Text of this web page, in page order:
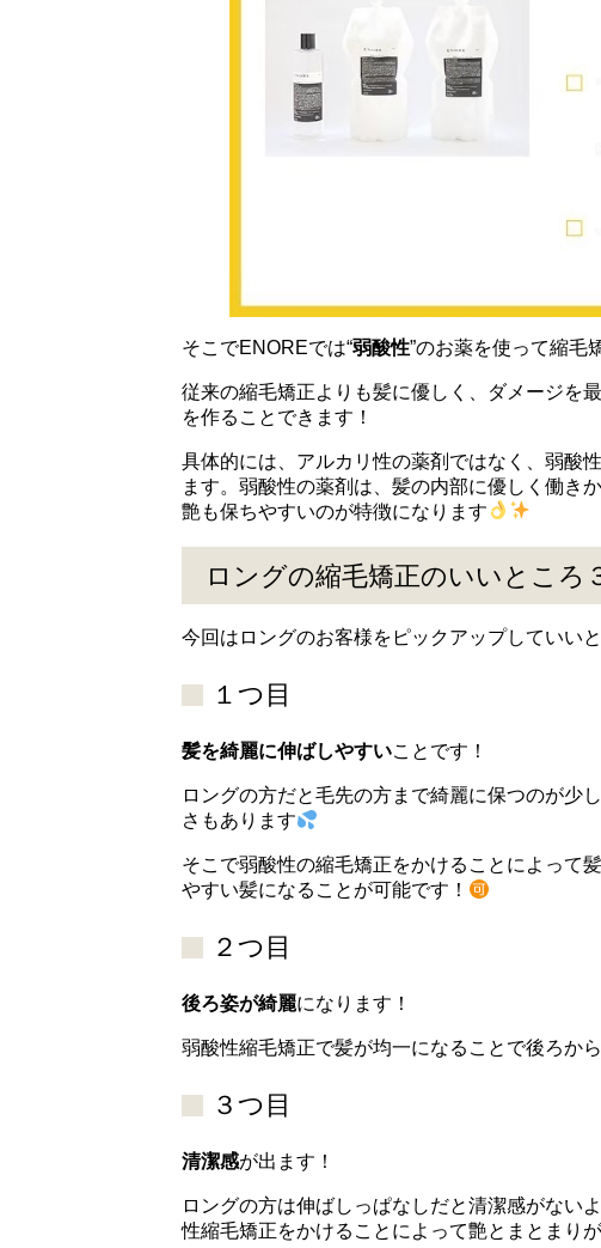
そこでENOREでは“弱酸性”のお薬を使って縮毛
従来の縮毛矯正よりも髪に優しく、ダメージを
を作ることできます！
具体的には、アルカリ性の薬剤ではなく、弱酸
ます。弱酸性の薬剤は、髪の内部に優しく働き
艶も保ちやすいのが特徴になります
ロングの縮毛矯正のいいところ
今回はロングのお客様をピックアップしていい
１つ目
髪を綺麗に伸ばしやすいことです！
ロングの方だと毛先の方まで綺麗に保つのが少
さもあります
そこで弱酸性の縮毛矯正をかけることによって
やすい髪になることが可能です！
２つ目
後ろ姿が綺麗になります！
弱酸性縮毛矯正で髪が均一になることで後ろか
３つ目
清潔感が出ます！
ロングの方は伸ばしっぱなしだと清潔感がない
性縮毛矯正をかけることによって艶とまとまり